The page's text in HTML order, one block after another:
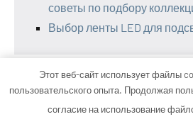
советы по подбору
Выбор ленты LED для
Информация для
Этот веб-сайт использует файлы
пользовательского опыта. Продолжая
согласие на использование